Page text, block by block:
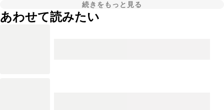
続きをもっと見る
あわせて読みたい